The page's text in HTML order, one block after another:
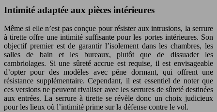
Intimité adaptée aux pièces intérieures
Même si elle n’est pas conçue pour résister aux intrusions, la serrure
à tirette offre une intimité suffisante pour les portes intérieures. Son
objectif premier est de garantir l’isolement dans les chambres, les
salles de bain et les bureaux, plutôt que de dissuader les
cambriolages. Si une sûreté accrue est requise, il est envisageable
d’opter pour des modèles avec pêne dormant, qui offrent une
résistance supplémentaire. Cependant, il est essentiel de noter que
ces versions ne peuvent rivaliser avec les serrures de sûreté destinées
aux entrées. La serrure à tirette se révèle donc un choix judicieux
pour les lieux où l’intimité prime sur la défense contre le vol.